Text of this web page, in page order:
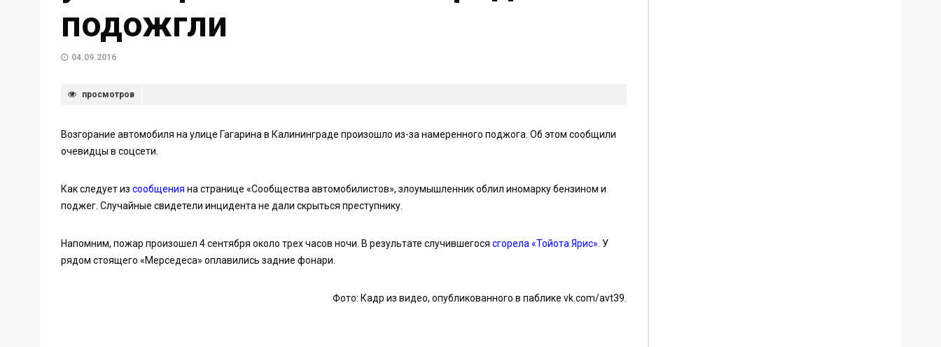
подожгли
04.09.2016
просмотров
Возгорание автомобиля на улице Гагарина в Калининграде произошло из-за намеренного поджога. Об этом сообщили
очевидцы в соцсети.
Как следует из сообщения на странице «Сообщества автомобилистов», злоумышленник облил иномарку бензином и
поджег. Случайные свидетели инцидента не дали скрыться преступнику.
Напомним, пожар произошел 4 сентября около трех часов ночи. В результате случившегося сгорела «Тойота Ярис» . У
рядом стоящего «Мерседеса» оплавились задние фонари.
Фото: Кадр из видео, опубликованного в паблике vk.com/avt39.